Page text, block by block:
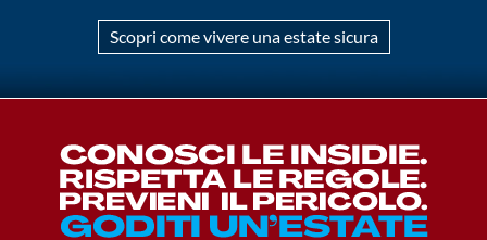
Artistico
Fondo
Salvamento
Master
Scopri come vivere una estate sicura